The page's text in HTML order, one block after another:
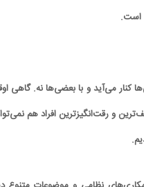
است.
کنار می‌آید و با بعضی‌ها نه. گاهی
و رقت‌انگیزترین افراد هم